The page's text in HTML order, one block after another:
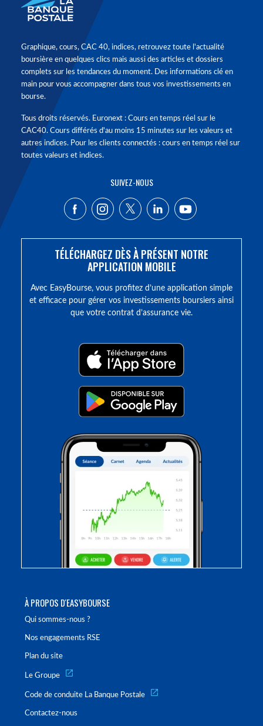
À PROPOS D'EASYBOURSE
Qui sommes-nous ?
Nos engagements RSE
Plan du site
Le Groupe
Code de conduite La Banque Postale
Contactez-nous
Graphique, cours, CAC 40, indices, retrouvez toute l'actualité
boursière en quelques clics mais aussi des articles et dossiers
complets sur les tendances du moment. Des informations clé en
main pour vous accompagner dans tous vos investissements en
bourse.
Tous droits réservés. Euronext : Cours en temps réel sur le
CAC40. Cours différés d'au moins 15 minutes sur les valeurs et
autres indices. Pour les clients connectés : cours en temps réel sur
toutes valeurs et indices.
SUIVEZ-NOUS
TÉLÉCHARGEZ DÈS À PRÉSENT NOTRE
APPLICATION MOBILE
Avec EasyBourse, vous profitez d’une application simple
et efficace pour gérer vos investissements boursiers ainsi
que votre contrat d’assurance vie.